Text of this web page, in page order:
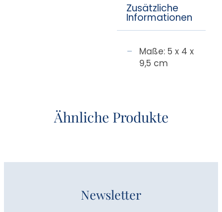
Zusätzliche
Informationen
Maße: 5 x 4 x
9,5 cm
Ähnliche Produkte
Newsletter